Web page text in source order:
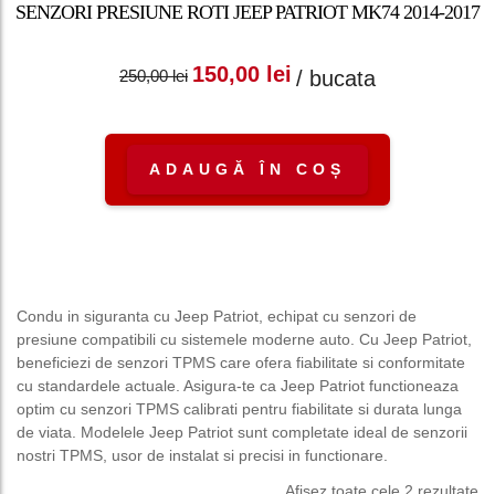
SENZORI PRESIUNE ROTI JEEP PATRIOT MK74 2014-2017
250,00lei
Prețul inițial a fost:
150,00 lei
Prețul curent
/ bucata
ADAUGĂ ÎN COȘ
Condu in siguranta cu Jeep Patriot, echipat cu senzori de
presiune compatibili cu sistemele moderne auto. Cu Jeep Patriot,
beneficiezi de senzori TPMS care ofera fiabilitate si conformitate
cu standardele actuale. Asigura-te ca Jeep Patriot functioneaza
optim cu senzori TPMS calibrati pentru fiabilitate si durata lunga
de viata. Modelele Jeep Patriot sunt completate ideal de senzorii
nostri TPMS, usor de instalat si precisi in functionare.
Afișez toate cele 2 rezultate